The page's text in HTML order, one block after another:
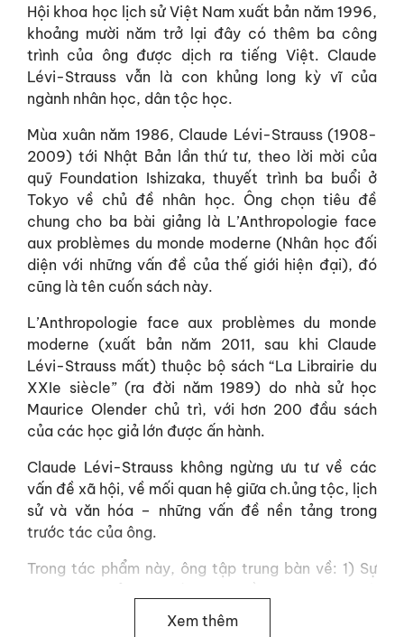
Hội khoa học lịch sử Việt Nam xuất bản năm 1996,
khoảng mười năm trở lại đây có thêm ba công
trình của ông được dịch ra tiếng Việt. Claude
Lévi-Strauss vẫn là con khủng long kỳ vĩ của
ngành nhân học, dân tộc học.
Mùa xuân năm 1986, Claude Lévi-Strauss (1908-
2009) tới Nhật Bản lần thứ tư, theo lời mời của
quỹ Foundation Ishizaka, thuyết trình ba buổi ở
Tokyo về chủ đề nhân học. Ông chọn tiêu đề
chung cho ba bài giảng là L’Anthropologie face
aux problèmes du monde moderne (Nhân học đối
diện với những vấn đề của thế giới hiện đại), đó
cũng là tên cuốn sách này.
L’Anthropologie face aux problèmes du monde
moderne (xuất bản năm 2011, sau khi Claude
Lévi-Strauss mất) thuộc bộ sách “La Librairie du
XXIe siècle” (ra đời năm 1989) do nhà sử học
Maurice Olender chủ trì, với hơn 200 đầu sách
của các học giả lớn được ấn hành.
Claude Lévi-Strauss không ngừng ưu tư về các
vấn đề xã hội, về mối quan hệ giữa ch.ủng tộc, lịch
sử và văn hóa – những vấn đề nền tảng trong
trước tác của ông.
Trong tác phẩm này, ông tập trung bàn về: 1) Sự
Ba vấn đề lớn của thế giới đương đại: giới tính, sự
Xem thêm